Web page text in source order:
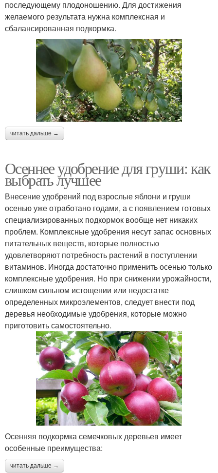
последующему плодоношению. Для достижения
желаемого результата нужна комплексная и
сбалансированная подкормка.
читать дальше →
Осеннее удобрение для груши: как
выбрать лучшее
Внесение удобрений под взрослые яблони и груши
осенью уже отработано годами, а с появлением готовых
специализированных подкормок вообще нет никаких
проблем. Комплексные удобрения несут запас основных
питательных веществ, которые полностью
удовлетворяют потребность растений в поступлении
витаминов. Иногда достаточно применить осенью только
комплексные удобрения. Но при снижении урожайности,
слишком сильном истощении или недостатке
определенных микроэлементов, следует внести под
деревья необходимые удобрения, которые можно
приготовить самостоятельно.
Осенняя подкормка семечковых деревьев имеет
особенные преимущества:
читать дальше →